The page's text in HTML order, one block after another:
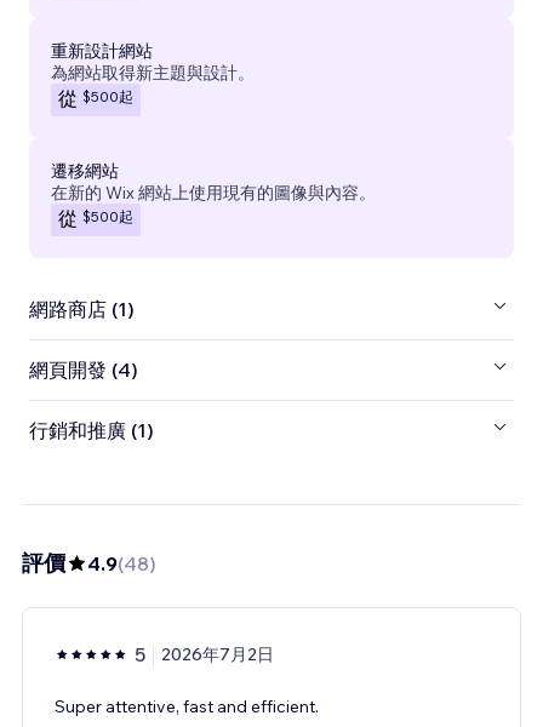
重新設計網站
為網站取得新主題與設計。
從 $500起
遷移網站
在新的 Wix 網站上使用現有的圖像與內容。
從 $500起
網路商店 (1)
網頁開發 (4)
行銷和推廣 (1)
評價 4.9(48)
5 2026年7月2日
Super attentive, fast and efficient.